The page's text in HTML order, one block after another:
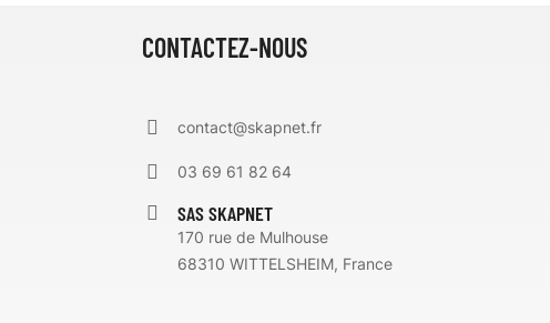
CONTACTEZ-NOUS
contact@skapnet.fr
03 69 61 82 64
SAS SKAPNET
170 rue de Mulhouse
68310 WITTELSHEIM, France